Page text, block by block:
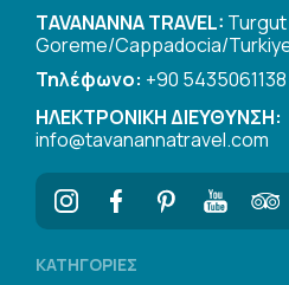
TAVANANNA TRAVEL: Turgut
Goreme/Cappadocia/
Τηλέφωνο: +90 5435061138
ΗΛΕΚΤΡΟΝΙΚΗ ΔΙΕΥΘΥΝΣΗ:
info@tavanannatravel.com
ΚΑΤΗΓΟΡΊΕΣ